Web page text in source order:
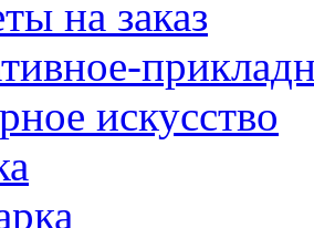
на заказ
искусство